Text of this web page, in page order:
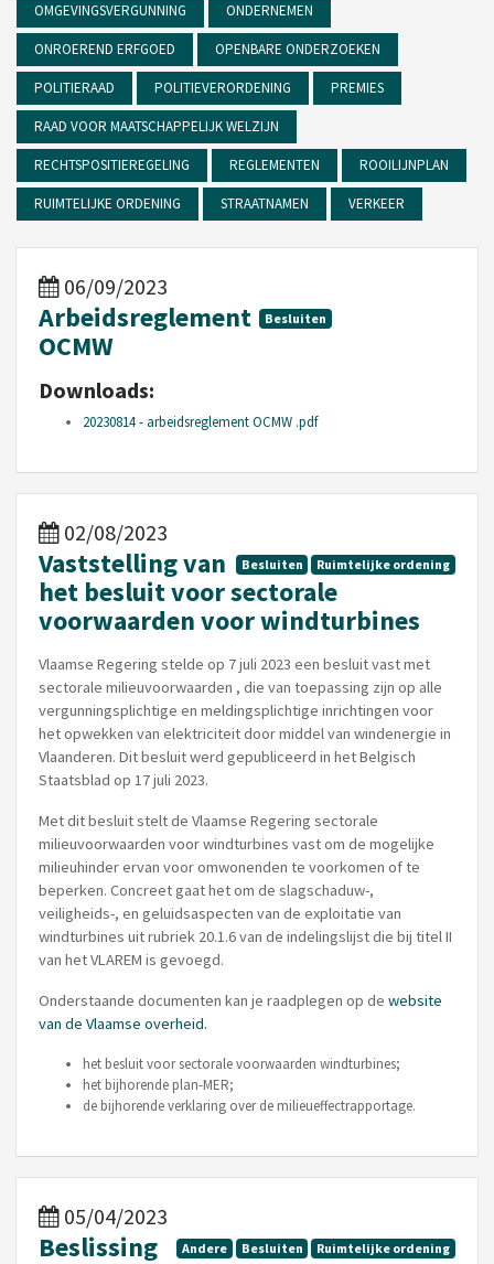
OMGEVINGSVERGUNNING ONDERNEMEN
ONROEREND ERFGOED OPENBARE ONDERZOEKEN
POLITIERAAD POLITIEVERORDENING PREMIES
RAAD VOOR MAATSCHAPPELIJK WELZIJN
RECHTSPOSITIEREGELING REGLEMENTEN ROOILIJNPLAN
RUIMTELIJKE ORDENING STRAATNAMEN VERKEER
06/09/2023
Besluiten
Arbeidsreglement
OCMW
Downloads:
20230814 - arbeidsreglement OCMW .pdf
02/08/2023
Besluiten Ruimtelijke ordening
Vaststelling van
het besluit voor sectorale
voorwaarden voor windturbines
Vlaamse Regering stelde op 7 juli 2023 een besluit vast met
sectorale milieuvoorwaarden , die van toepassing zijn op alle
vergunningsplichtige en meldingsplichtige inrichtingen voor
het opwekken van elektriciteit door middel van windenergie in
Vlaanderen. Dit besluit werd gepubliceerd in het Belgisch
Staatsblad op 17 juli 2023.
Met dit besluit stelt de Vlaamse Regering sectorale
milieuvoorwaarden voor windturbines vast om de mogelijke
milieuhinder ervan voor omwonenden te voorkomen of te
beperken. Concreet gaat het om de slagschaduw-,
veiligheids-, en geluidsaspecten van de exploitatie van
windturbines uit rubriek 20.1.6 van de indelingslijst die bij titel II
van het VLAREM is gevoegd.
Onderstaande documenten kan je raadplegen op de website
van de Vlaamse overheid.
het besluit voor sectorale voorwaarden windturbines;
het bijhorende plan-MER;
de bijhorende verklaring over de milieueffectrapportage.
05/04/2023
Andere Besluiten Ruimtelijke ordening
Beslissing